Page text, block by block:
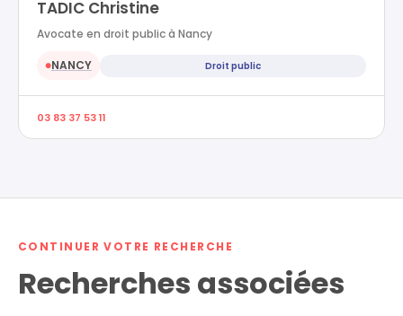
TADIC Christine
Avocate en droit public à Nancy
●NANCY Droit public
03 83 37 53 11
CONTINUER VOTRE RECHERCHE
Recherches associées